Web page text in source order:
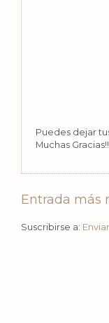
Puedes dejar
Muchas Gracias!!
Entrada más
Suscribirse a: